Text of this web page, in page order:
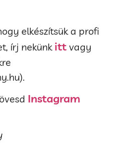
elkészítsük a profi
írj nekünk itt vagy
Instagram